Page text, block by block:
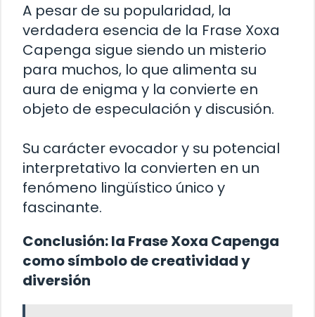
A pesar de su popularidad, la
verdadera esencia de la Frase Xoxa
Capenga sigue siendo un misterio
para muchos, lo que alimenta su
aura de enigma y la convierte en
objeto de especulación y discusión.
Su carácter evocador y su potencial
interpretativo la convierten en un
fenómeno lingüístico único y
fascinante.
Conclusión: la Frase Xoxa Capenga
como símbolo de creatividad y
diversión